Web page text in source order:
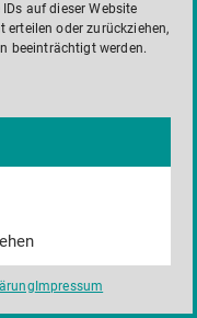
auf dieser Website
erteilen oder zurückziehen,
beeinträchtigt werden.
Impressum